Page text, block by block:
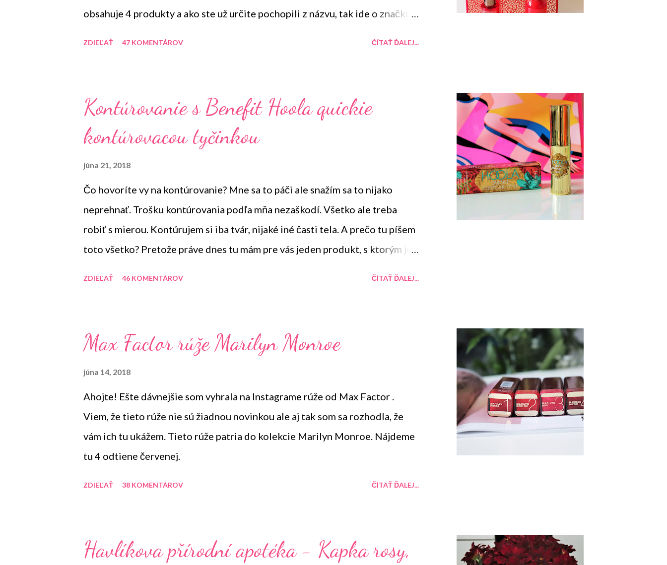
obsahuje 4 produkty a ako ste už určite pochopili z názvu, tak ide o značku
ZDIEĽAŤ 47 KOMENTÁROV ČÍTAŤ ĎALEJ...
Kontúrovanie s Benefit Hoola quickie
kontúrovacou tyčinkou
júna 21, 2018
Čo hovoríte vy na kontúrovanie? Mne sa to páči ale snažím sa to nijako
neprehnať. Trošku kontúrovania podľa mňa nezaškodí. Všetko ale treba
robiť s mierou. Kontúrujem si iba tvár, nijaké iné časti tela. A prečo tu píšem
toto všetko? Pretože práve dnes tu mám pre vás jeden produkt, s ktorým je
ZDIEĽAŤ 46 KOMENTÁROV ČÍTAŤ ĎALEJ...
Max Factor rúže Marilyn Monroe
júna 14, 2018
Ahojte! Ešte dávnejšie som vyhrala na Instagrame rúže od Max Factor .
Viem, že tieto rúže nie sú žiadnou novinkou ale aj tak som sa rozhodla, že
vám ich tu ukážem. Tieto rúže patria do kolekcie Marilyn Monroe. Nájdeme
tu 4 odtiene červenej.
ZDIEĽAŤ 38 KOMENTÁROV ČÍTAŤ ĎALEJ...
Havlíkova přírodní apotéka - Kapka rosy,